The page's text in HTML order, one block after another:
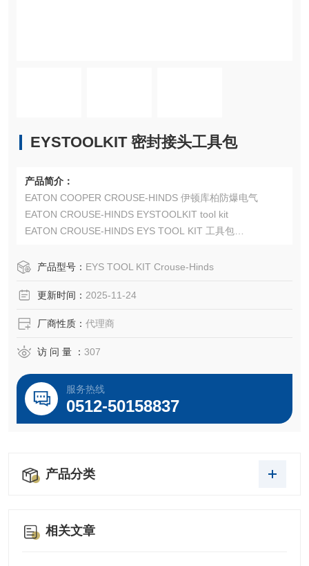
EYSTOOLKIT 密封接头工具包
产品简介：
EATON COOPER CROUSE-HINDS 伊顿库柏防爆电气
EATON CROUSE-HINDS EYSTOOLKIT tool kit
EATON CROUSE-HINDS EYS TOOL KIT 工具包
Co.,Ltd
产品型号： EYS TOOL KIT Crouse-Hinds
更新时间： 2025-11-24
厂商性质： 代理商
访 问 量 ： 307
服务热线
0512-50158837
产品分类
相关文章